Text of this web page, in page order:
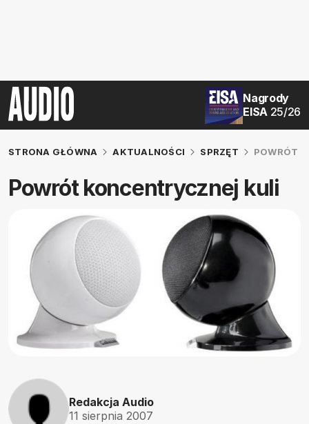
Nagrody
EISA 25/26
STRONA GŁÓWNA AKTUALNOŚCI SPRZĘT POWRÓT
Powrót koncentrycznej kuli
Redakcja Audio
11 sierpnia 2007